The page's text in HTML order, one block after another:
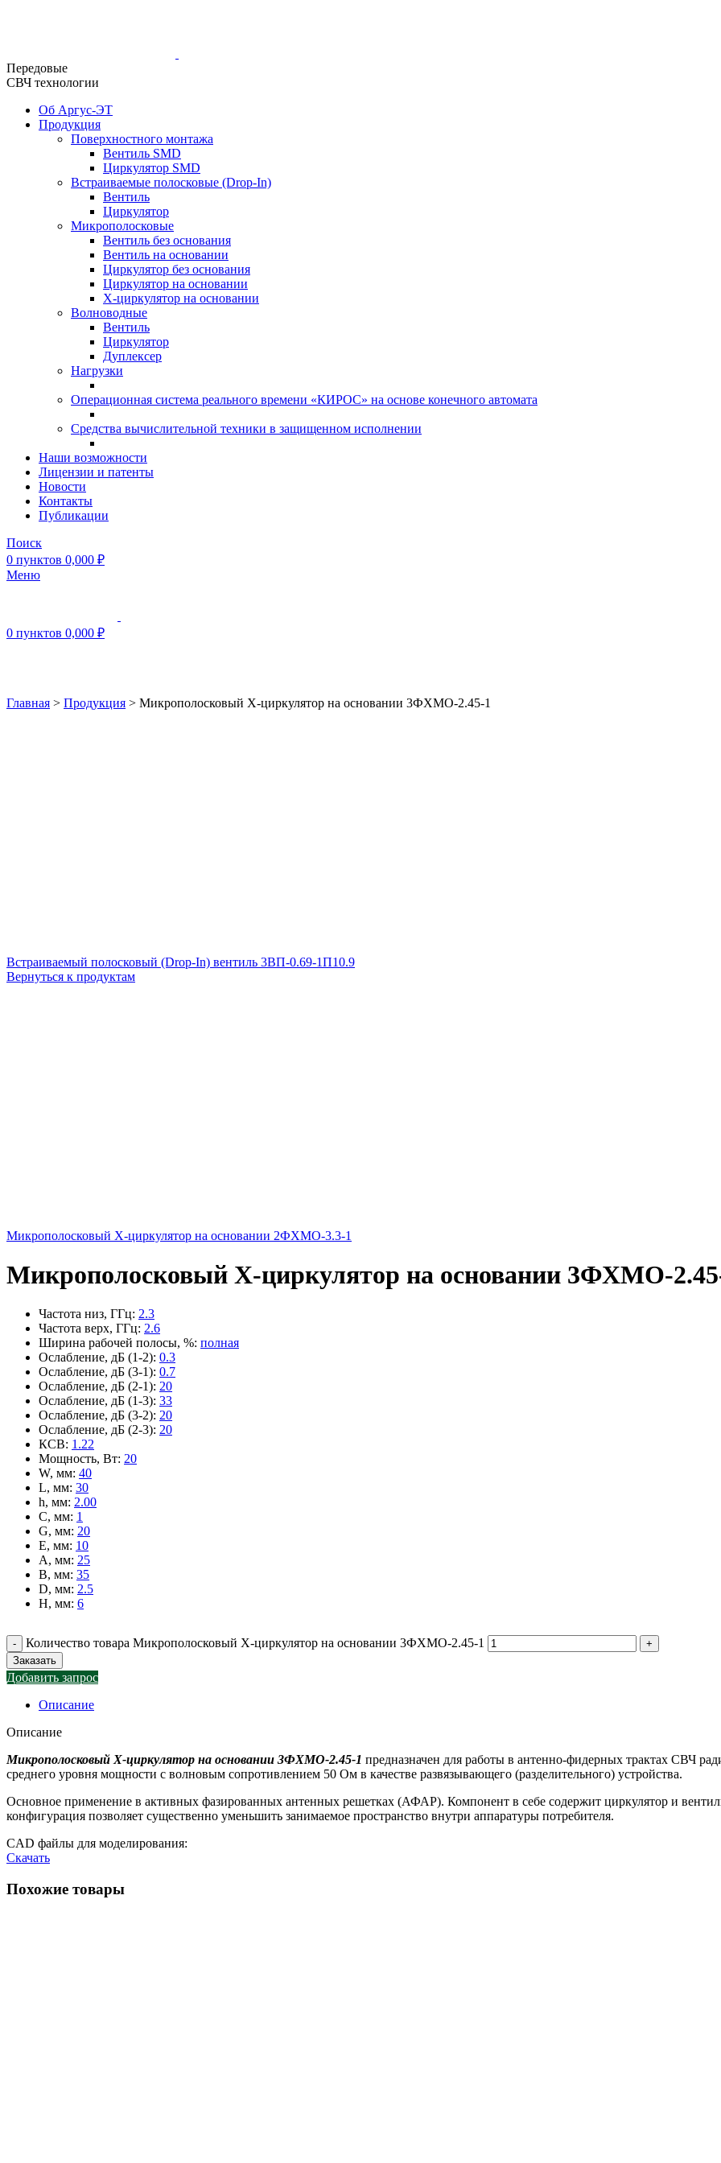
Передовые
СВЧ технологии
Об Аргус-ЭТ
Продукция
Поверхностного монтажа
Вентиль SMD
Циркулятор SMD
Встраиваемые полосковые (Drop-In)
Вентиль
Циркулятор
Микрополосковые
Вентиль без основания
Вентиль на основании
Циркулятор без основания
Циркулятор на основании
Х-циркулятор на основании
Волноводные
Вентиль
Циркулятор
Дуплексер
Нагрузки
Операционная система реального времени «КИРОС» на основе конечного автомата
Средства вычислительной техники в защищенном исполнении
Наши возможности
Лицензии и патенты
Новости
Контакты
Публикации
Поиск
0 пунктов 0,000 ₽
Меню
0 пунктов 0,000 ₽
Главная > Продукция > Микрополосковый X-циркулятор на основании 3ФХМО-2.45-1
Встраиваемый полосковый (Drop-In) вентиль 3ВП-0.69-1П10.9
Вернуться к продуктам
Микрополосковый X-циркулятор на основании 2ФХМО-3.3-1
Микрополосковый X-циркулятор на основании 3ФХМО-
Частота низ, ГГц: 2.3
Частота верх, ГГц: 2.6
Ширина рабочей полосы, %: полная
Ослабление, дБ (1-2): 0.3
Ослабление, дБ (3-1): 0.7
Ослабление, дБ (2-1): 20
Ослабление, дБ (1-3): 33
Ослабление, дБ (3-2): 20
Ослабление, дБ (2-3): 20
КСВ: 1.22
Мощность, Вт: 20
W, мм: 40
L, мм: 30
h, мм: 2.00
C, мм: 1
G, мм: 20
E, мм: 10
A, мм: 25
B, мм: 35
D, мм: 2.5
H, мм: 6
Количество товара Микрополосковый X-циркулятор на основании 3ФХМО-2.45-1
Заказать
Добавить запрос
Описание
Описание
Микрополосковый X-циркулятор на основании 3ФХМО-2.45-1 предназначен для работы в антенно-фидерных трактах СВЧ
среднего уровня мощности с волновым сопротивлением 50 Ом в качестве развязывающего (разделительного) устройства.
Основное применение в активных фазированных антенных решетках (АФАР). Компонент в себе содержит циркулятор и
конфигурация позволяет существенно уменьшить занимаемое пространство внутри аппаратуры потребителя.
CAD файлы для моделирования:
Скачать
Похожие товары